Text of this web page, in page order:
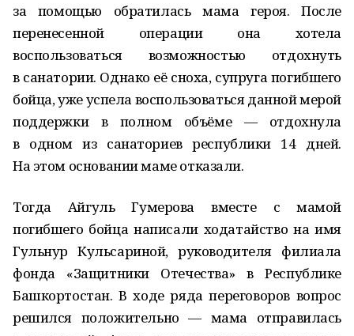
за помощью обратилась мама героя. После
перенесенной операции она хотела
воспользоваться возможностью отдохнуть
в санатории. Однако её сноха, супруга погибшего
бойца, уже успела воспользоваться данной мерой
поддержки в полном объёме — отдохнула
в одном из санаториев республики 14 дней.
На этом основании маме отказали.
Тогда Айгуль Гумерова вместе с мамой
погибшего бойца написали ходатайство на имя
Гульнур Кульсариной, руководителя филиала
фонда «Защитники Отечества» в Республике
Башкортостан. В ходе ряда переговоров вопрос
решился положительно — мама отправилась